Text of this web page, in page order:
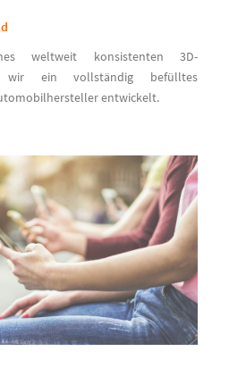
weltweit konsistenten 3D-
wir ein vollständig befülltes
entwickelt.